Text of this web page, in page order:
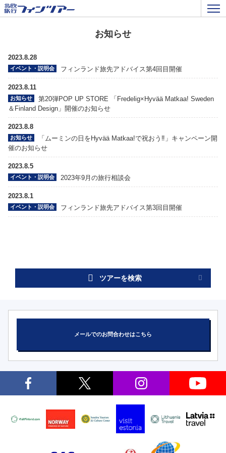
お知らせ
2023.8.28
イベント・説明会 フィンランド旅先アドバイス第4回目開催
2023.8.11
お知らせ
第20弾POP UP STORE 「Fredelig×Hyvää Matkaa! Sweden
＆Finland Design」開催のお知らせ
2023.8.8
お知らせ
「ムーミンの日をHyvää Matkaa!で祝おう‼️」キャンペーン開
催のお知らせ
2023.8.5
イベント・説明会 2023年9月の旅行相談会
2023.8.1
イベント・説明会 フィンランド旅先アドバイス第3回目開催
ツアーを検索
メールでのお問合わせはこちら